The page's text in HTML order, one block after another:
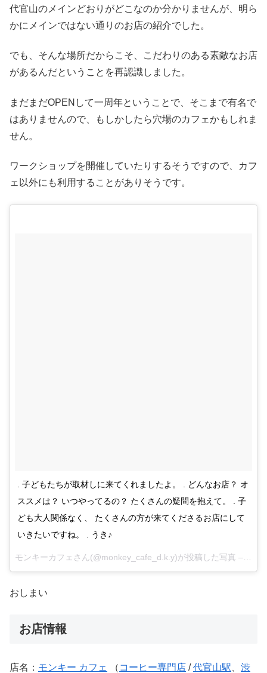
代官山のメインどおりがどこなのか分かりませんが、明ら
かにメインではない通りのお店の紹介でした。
でも、そんな場所だからこそ、こだわりのある素敵なお店
があるんだということを再認識しました。
まだまだOPENして一周年ということで、そこまで有名で
はありませんので、もしかしたら穴場のカフェかもしれま
せん。
ワークショップを開催していたりするそうですので、カフ
ェ以外にも利用することがありそうです。
. 子どもたちが取材しに来てくれましたよ。 . どんなお店？ オ
ススメは？ いつやってるの？ たくさんの疑問を抱えて。 . 子
ども大人関係なく、 たくさんの方が来てくださるお店にして
いきたいですね。 . うき♪
おしまい
お店情報
店名： モンキー カフェ （ コーヒー専門店 /代官山駅
渋